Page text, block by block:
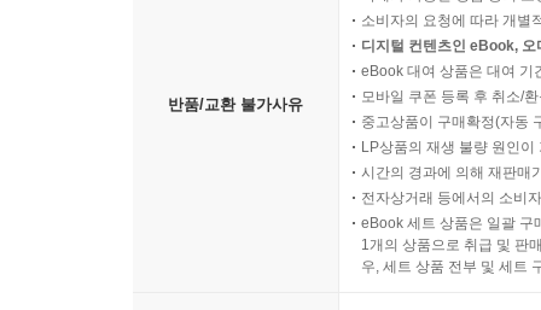
반품/교환 불가사유
소비자의 요청에 따라 개별
디지털 컨텐츠인 eBook,
eBook 대여 상품은 대여 기
모바일 쿠폰 등록 후 취소/
중고상품이 구매확정(자동
LP상품의 재생 불량 원인
시간의 경과에 의해 재판매
전자상거래 등에서의 소비
eBook 세트 상품은 일괄 구
1개의 상품으로 취급 및 판
우, 세트 상품 전부 및 세트